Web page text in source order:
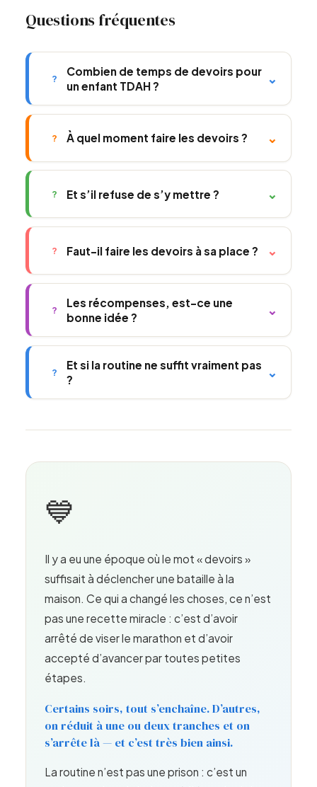
Questions fréquentes
?
Combien de temps de devoirs pour
un enfant TDAH ?
⌄
? À quel moment faire les devoirs ? ⌄
? Et s’il refuse de s’y mettre ? ⌄
? Faut-il faire les devoirs à sa place ? ⌄
?
Les récompenses, est-ce une
bonne idée ?
⌄
?
Et si la routine ne suffit vraiment pas
?
⌄
💙
Il y a eu une époque où le mot « devoirs »
suffisait à déclencher une bataille à la
maison. Ce qui a changé les choses, ce n’est
pas une recette miracle : c’est d’avoir
arrêté de viser le marathon et d’avoir
accepté d’avancer par toutes petites
étapes.
Certains soirs, tout s’enchaîne. D’autres,
on réduit à une ou deux tranches et on
s’arrête là — et c’est très bien ainsi.
La routine n’est pas une prison : c’est un